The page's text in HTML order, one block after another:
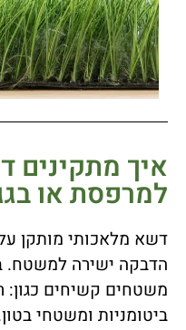
איך מתקינים
למרפסת או
דשא מלאכותי מותקן
הדבקה ישירה למשטח.
משטחים קשיחים כגון:
ביטומניות ומשטחי